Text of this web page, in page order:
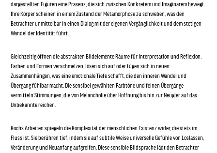
dargestellten Figuren eine Präsenz, die sich zwischen Konkretem und Imaginärem bewegt.
Ihre Körper scheinen in einem Zustand der Metamorphose zu schweben, was den
Betrachter unmittelbar in einen Dialog mit der eigenen Vergänglichkeit und dem stetigen
Wandel der Identität führt.
Gleichzeitig öffnen die abstrakten Bildelemente Räume für Interpretation und Reflexion.
Farben und Formen verschmelzen, lösen sich auf oder fügen sich in neuen
Zusammenhängen, was eine emotionale Tiefe schafft, die den inneren Wandel und
Übergang fühlbar macht. Die sensibel gewählten Farbtöne und feinen Übergänge
vermitteln Stimmungen, die von Melancholie über Hoffnung bis hin zur Neugier auf das
Unbekannte reichen.
Kochs Arbeiten spiegeln die Komplexität der menschlichen Existenz wider, die stets im
Fluss ist. Sie berühren tief, indem sie auf subtile Weise universelle Gefühle von Loslassen,
Veränderung und Neuanfang aufgreifen. Diese sensible Bildsprache lädt den Betrachter